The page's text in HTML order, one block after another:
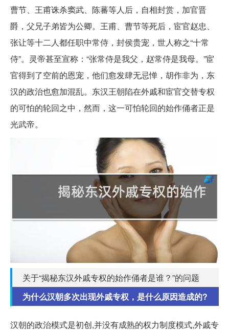
曹节、王甫诛杀窦武、陈蕃等人后，自相封赏，加官晋
爵，父兄子弟皆为公卿。王甫、曹节等死后，宦官赵忠、
张让等十二人都任职中常侍，封侯贵宠，世人称之“十常
侍”。灵帝甚至宣称：“张常侍是我父，赵常侍是我母。”宦
官得到了空前的恩宠，他们愈发肆无忌惮，胡作非为，东
汉的政治也愈加混乱。东汉王朝陷在外戚和宦官交替专权
的可怕的轮回之中，然而，这一可怕轮回的始作俑者正是
光武帝。
关于“揭秘东汉外戚专权的始作俑者是谁？”的问题
为什么汉朝多次出现外戚专权，是什么原因造成的?
汉朝的政治模式是初创,并没有成熟的权力制度模式,外戚专